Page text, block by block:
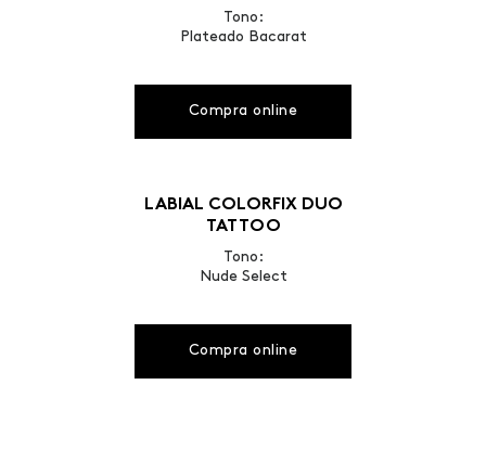
Tono:
Plateado Bacarat
Compra online
LABIAL COLORFIX DUO
TATTOO
Tono:
Nude Select
Compra online